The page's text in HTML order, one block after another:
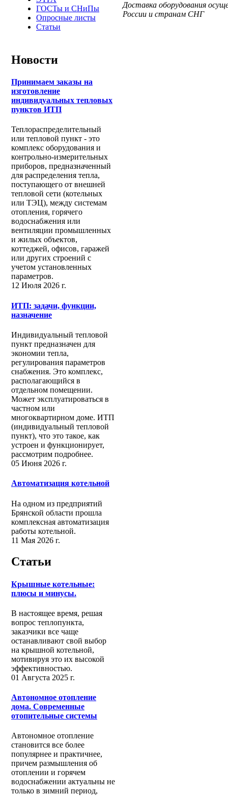
ГОСТы и СНиПы
Опросные листы
Статьи
Новости
Принимаем заказы на
изготовление
индивидуальных тепловых
пунктов ИТП
Теплораспределительный
или тепловой пункт - это
комплекс оборудования и
контрольно-измерительных
приборов, предназначенный
для распределения тепла,
поступающего от внешней
тепловой сети (котельных
или ТЭЦ), между системам
отопления, горячего
водоснабжения или
вентиляции промышленных
и жилых объектов,
коттеджей, офисов, гаражей
или других строений с
учетом установленных
параметров.
12 Июля 2026 г.
ИТП: задачи, функции,
назначение
Индивидуальный тепловой
пункт предназначен для
экономии тепла,
регулирования параметров
снабжения. Это комплекс,
располагающийся в
отдельном помещении.
Может эксплуатироваться в
частном или
многоквартирном доме. ИТП
(индивидуальный тепловой
пункт), что это такое, как
устроен и функционирует,
рассмотрим подробнее.
05 Июня 2026 г.
Автоматизация котельной
На одном из предприятий
Брянской области прошла
комплексная автоматизация
работы котельной.
11 Мая 2026 г.
Статьи
Крышные котельные:
плюсы и минусы.
В настоящее время, решая
вопрос теплопункта,
заказчики все чаще
останавливают свой выбор
на крышной котельной,
мотивируя это их высокой
эффективностью.
01 Августа 2025 г.
Автономное отопление
дома. Современные
отопительные системы
Автономное отопление
становится все более
популярнее и практичнее,
причем размышления об
отоплении и горячем
водоснабжении актуальны не
только в зимний период,
Доставка оборудования
России и странам СНГ